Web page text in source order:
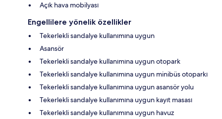
Açık hava mobilyası
Engellilere yönelik özellikler
Tekerlekli sandalye kullanımına uygun
Asansör
Tekerlekli sandalye kullanımına uygun otopark
Tekerlekli sandalye kullanımına uygun minibüs otoparkı
Tekerlekli sandalye kullanımına uygun asansör yolu
Tekerlekli sandalye kullanımına uygun kayıt masası
Tekerlekli sandalye kullanımına uygun havuz